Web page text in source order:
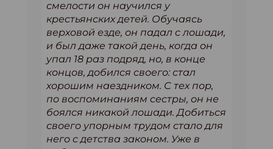
смелости он научился у
крестьянских детей. Обучаясь
верховой езде, он падал с лошади,
и был даже такой день, когда он
упал 18 раз подряд, но, в конце
концов, добился своего: стал
хорошим наездником. С тех пор,
по воспоминаниям сестры, он не
боялся никакой лошади. Добиться
своего упорным трудом стало для
него с детства законом. Уже в